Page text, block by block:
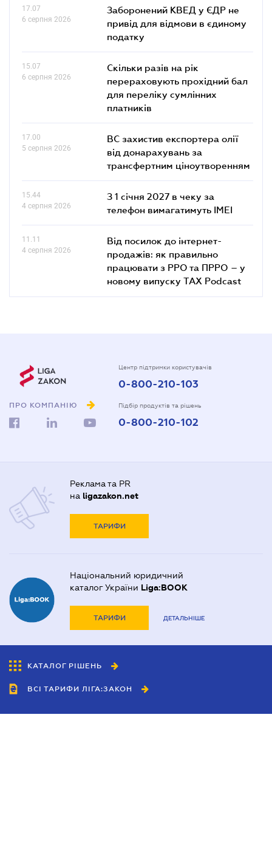
17.07
6 серпня 2026
Заборонений КВЕД у ЄДР не
привід для відмови в єдиному
податку
15.07
6 серпня 2026
Скільки разів на рік
перераховують прохідний бал
для переліку сумлінних
платників
17.00
5 серпня 2026
ВС захистив експортера олії
від донарахувань за
трансфертним ціноутворенням
15.44
4 серпня 2026
З 1 січня 2027 в чеку за
телефон вимагатимуть IMEI
11.11
4 серпня 2026
Від посилок до інтернет-
продажів: як правильно
працювати з РРО та ПРРО – у
новому випуску TAX Podcast
ПРО КОМПАНІЮ
Центр підтримки користувачів
0-800-210-103
Підбір продуктів та рішень
0-800-210-102
Реклама та PR
на ligazakon.net
ТАРИФИ
Національний юридичний
каталог України Liga:BOOK
ТАРИФИ ДЕТАЛЬНІШЕ
КАТАЛОГ РІШЕНЬ
ВСІ ТАРИФИ ЛІГА:ЗАКОН